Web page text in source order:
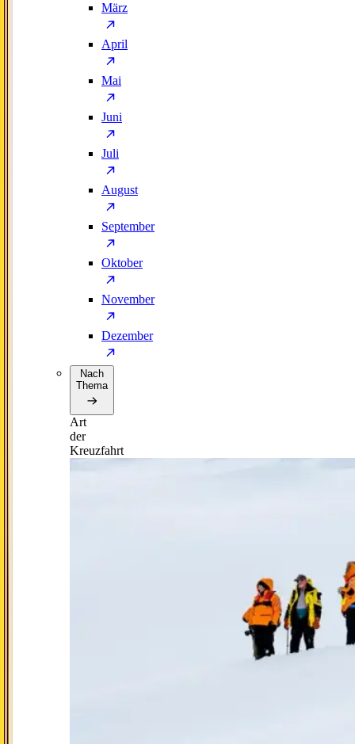
März
April
Mai
Juni
Juli
August
September
Oktober
November
Dezember
Nach
Thema
Art
der
Kreuzfahrt